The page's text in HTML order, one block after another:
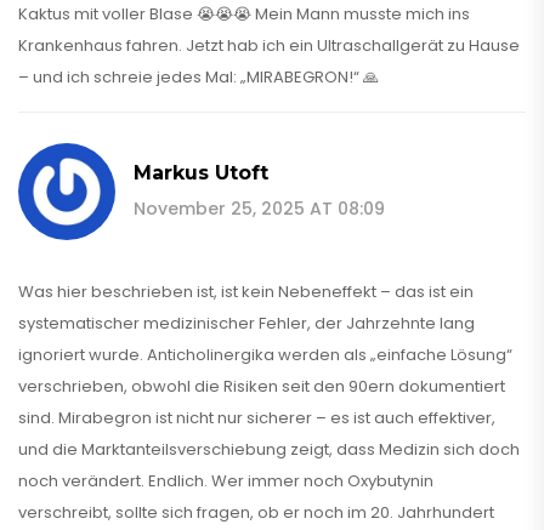
Kaktus mit voller Blase 😭😭😭 Mein Mann musste mich ins
Krankenhaus fahren. Jetzt hab ich ein Ultraschallgerät zu Hause
– und ich schreie jedes Mal: „MIRABEGRON!“ 🙏
Markus Utoft
November 25, 2025 AT 08:09
Was hier beschrieben ist, ist kein Nebeneffekt – das ist ein
systematischer medizinischer Fehler, der Jahrzehnte lang
ignoriert wurde. Anticholinergika werden als „einfache Lösung“
verschrieben, obwohl die Risiken seit den 90ern dokumentiert
sind. Mirabegron ist nicht nur sicherer – es ist auch effektiver,
und die Marktanteilsverschiebung zeigt, dass Medizin sich doch
noch verändert. Endlich. Wer immer noch Oxybutynin
verschreibt, sollte sich fragen, ob er noch im 20. Jahrhundert